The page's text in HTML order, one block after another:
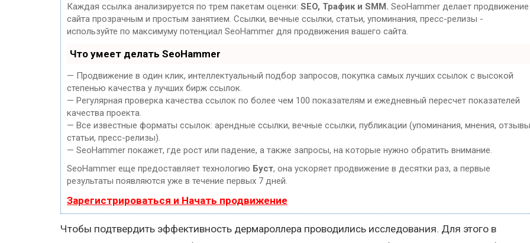
Каждая ссылка анализируется по трем пакетам оценки: SEO, Трафик и SMM. SeoHammer делает продвижение
сайта прозрачным и простым занятием. Ссылки, вечные ссылки, статьи, упоминания, пресс-релизы -
используйте по максимуму потенциал SeoHammer для продвижения вашего сайта.
Что умеет делать SeoHammer
— Продвижение в один клик, интеллектуальный подбор запросов, покупка самых лучших ссылок с высокой
степенью качества у лучших бирж ссылок.
— Регулярная проверка качества ссылок по более чем 100 показателям и ежедневный пересчет показателей
качества проекта.
— Все известные форматы ссылок: арендные ссылки, вечные ссылки, публикации (упоминания, мнения,
статьи, пресс-релизы).
— SeoHammer покажет, где рост или падение, а также запросы, на которые нужно обратить внимание.
SeoHammer еще предоставляет технологию Буст, она ускоряет продвижение в десятки раз, а первые
результаты появляются уже в течение первых 7 дней.
Зарегистрироваться и Начать продвижение
Чтобы подтвердить эффективность дермароллера проводились исследования. Для этого в